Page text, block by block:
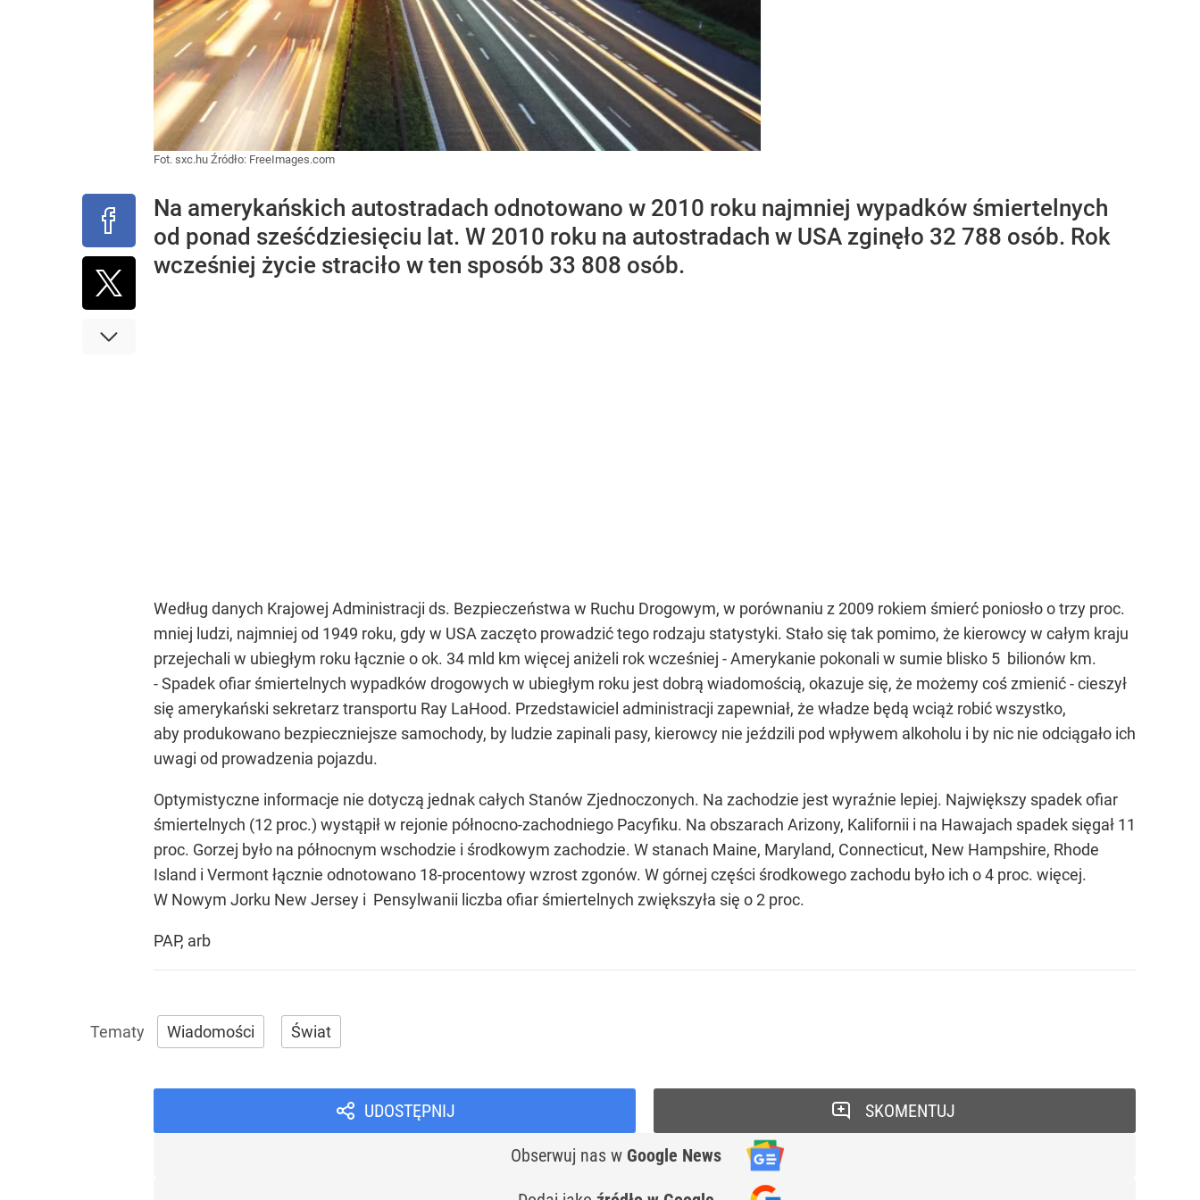
Fot. sxc.hu Źródło: FreeImages.com
Na amerykańskich autostradach odnotowano w 2010 roku najmniej wypadków śmiertelnych
od ponad sześćdziesięciu lat. W 2010 roku na autostradach w USA zginęło 32 788 osób. Rok
wcześniej życie straciło w ten sposób 33 808 osób.
Według danych Krajowej Administracji ds. Bezpieczeństwa w Ruchu Drogowym, w porównaniu z 2009 rokiem śmierć poniosło o trzy proc.
mniej ludzi, najmniej od 1949 roku, gdy w USA zaczęto prowadzić tego rodzaju statystyki. Stało się tak pomimo, że kierowcy w całym kraju
przejechali w ubiegłym roku łącznie o ok. 34 mld km więcej aniżeli rok wcześniej - Amerykanie pokonali w sumie blisko 5 bilionów km.
- Spadek ofiar śmiertelnych wypadków drogowych w ubiegłym roku jest dobrą wiadomością, okazuje się, że możemy coś zmienić - cieszył
się amerykański sekretarz transportu Ray LaHood. Przedstawiciel administracji zapewniał, że władze będą wciąż robić wszystko,
aby produkowano bezpieczniejsze samochody, by ludzie zapinali pasy, kierowcy nie jeździli pod wpływem alkoholu i by nic nie odciągało ich
uwagi od prowadzenia pojazdu.
Optymistyczne informacje nie dotyczą jednak całych Stanów Zjednoczonych. Na zachodzie jest wyraźnie lepiej. Największy spadek ofiar
śmiertelnych (12 proc.) wystąpił w rejonie północno-zachodniego Pacyfiku. Na obszarach Arizony, Kalifornii i na Hawajach spadek sięgał 11
proc. Gorzej było na północnym wschodzie i środkowym zachodzie. W stanach Maine, Maryland, Connecticut, New Hampshire, Rhode
Island i Vermont łącznie odnotowano 18-procentowy wzrost zgonów. W górnej części środkowego zachodu było ich o 4 proc. więcej.
W Nowym Jorku New Jersey i Pensylwanii liczba ofiar śmiertelnych zwiększyła się o 2 proc.
PAP, arb
Wiadomości Świat
UDOSTĘPNIJ
Obserwuj nas w Google News
SKOMENTUJ